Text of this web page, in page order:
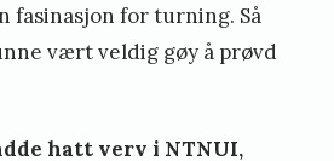
fasinasjon for turning. Så
vært veldig gøy å prøvd
hatt verv i NTNUI,